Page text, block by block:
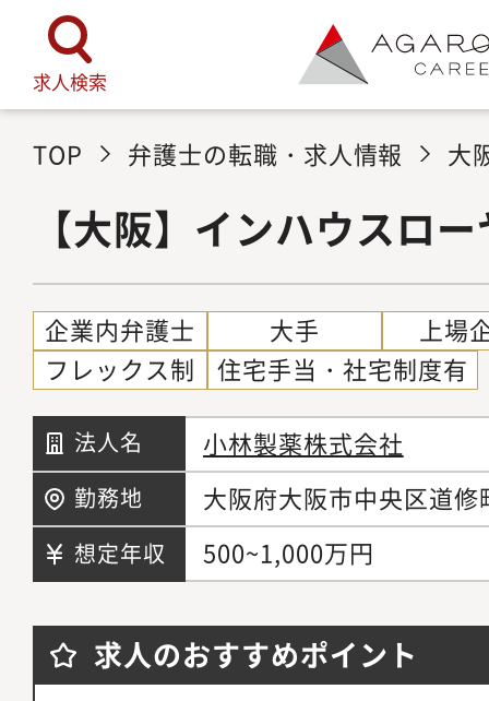
求人検索
TOP 弁護士の転職・求人情報 大
【大阪】インハウスロ
企業内弁護士 大手
上場
フレックス制
住宅手当・社宅制度有
法人名 小林製薬株式会社
勤務地 大阪府大阪市中央区道
想定年収 500~1,000万円
求人のおすすめポイント